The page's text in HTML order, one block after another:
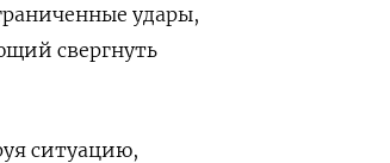
удары,
свергнуть
ситуацию,